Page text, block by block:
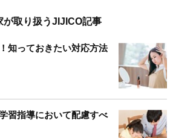
が取り扱うJIJICO記事
知っておきたい対応方法
習指導において配慮すべ